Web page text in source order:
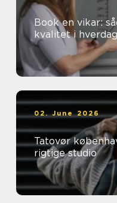
Book en vikar:
kvalitet i
02. June 2026
Tatovør københavn sådan vælger
rigtige studio